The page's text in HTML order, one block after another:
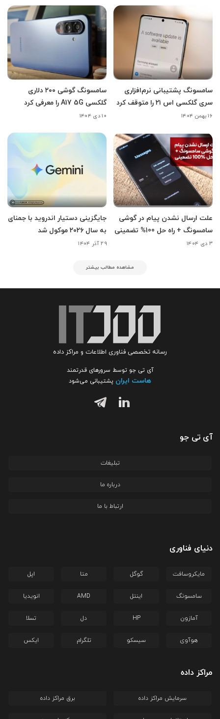
سامسونگ پشتیبانی نرم‌افزاری
سری گلکسی اس ۲۱ را متوقف کرد
۱۶ بهمن ۱۴۰۴
سامسونگ گوشی ۲۰۰ دلاری
گلکسی A17 5G را معرفی کرد
۱۰ دی ۱۴۰۴
علت ارسال نشدن پیام در گوشی
سامسونگ + راه حل 100% تضمینی
۳ دی ۱۴۰۴
جایگزینی دستیار اندروید با جمنای
به سال ۲۰۲۶ موکول شد
۲۹ آذر ۱۴۰۴
مشاهده مطالب بیشتر
رسانه تخصصی فناوری اطلاعات و مراکز داده
آی تی جو توسط سرورهای قدرتمند
هاست ایران پشتیبانی می‌شود
آی تی جو
تبلیغات
درباره ما
ارتباط با ما
دنیای فناوری
مایکروسافت گوگل متا اپل
سامسونگ اینتل AMD انویدیا
آمازون HP دل تسلا
هوآوی سیسکو تلگرام ایکس
مراکز داده
سرمایش مراکز داده برق مراکز داده